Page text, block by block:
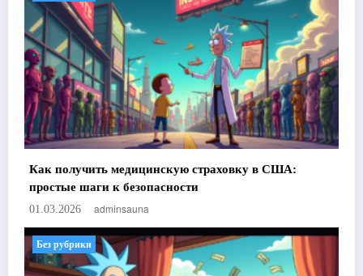
Как получить медицинскую страховку в США:
простые шаги к безопасности
01.03.2026 adminsauna
Без рубрики